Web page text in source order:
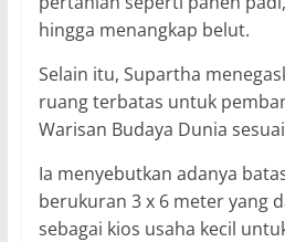
hingga menangkap belut.
Selain itu, Supartha
ruang terbatas untuk
Warisan Budaya Dunia
Ia menyebutkan adanya
berukuran 3 x 6 meter yang
sebagai kios usaha kecil